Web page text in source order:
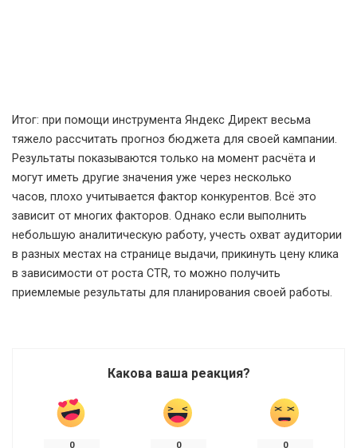
Итог: при помощи инструмента Яндекс Директ весьма
тяжело рассчитать прогноз бюджета для своей кампании.
Результаты показываются только на момент расчёта и
могут иметь другие значения уже через несколько
часов, плохо учитывается фактор конкурентов. Всё это
зависит от многих факторов. Однако если выполнить
небольшую аналитическую работу, учесть охват аудитории
в разных местах на странице выдачи, прикинуть цену клика
в зависимости от роста CTR, то можно получить
приемлемые результаты для планирования своей работы.
Какова ваша реакция?
0 0 0